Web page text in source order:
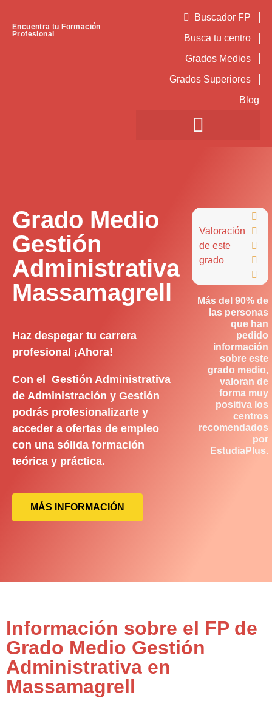
Encuentra tu Formación
Profesional
Buscador FP
Busca tu centro
Grados Medios
Grados Superiores
Blog
Grado Medio
Gestión
Administrativa
Massamagrell
Haz despegar tu carrera
profesional ¡Ahora!
Con el Gestión Administrativa
de Administración y Gestión
podrás profesionalizarte y
acceder a ofertas de empleo
con una sólida formación
teórica y práctica.
MÁS INFORMACIÓN
Valoración
de este
grado





Más del 90% de
las personas
que han
pedido
información
sobre este
grado medio,
valoran de
forma muy
positiva los
centros
recomendados
por
EstudiaPlus.
Información sobre el FP de
Grado Medio Gestión
Administrativa en
Massamagrell